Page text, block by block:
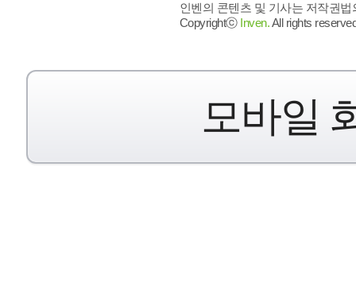
인벤의 콘텐츠 및 기사는 저작권
Copyrightⓒ Inven.All rights
모바일